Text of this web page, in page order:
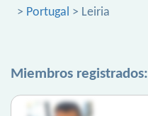
> Portugal > Leiria
Miembros registrados: